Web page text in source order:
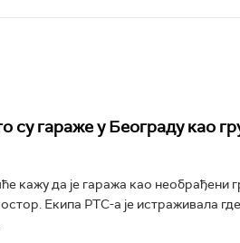
гараже у Београду као
кажу да је гаража као необрађени
Екипа РТС-а је истраживала где